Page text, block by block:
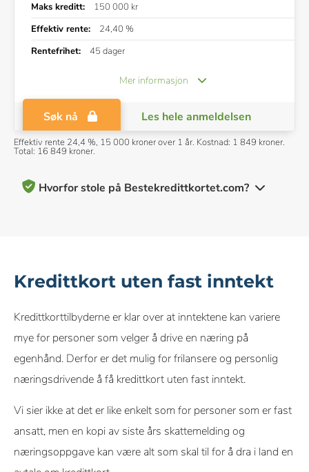
Maks kreditt:
150 000 kr
Effektiv rente:
24,40 %
Rentefrihet:
45 dager
Mer informasjon
Søk nå
Annonslenke
Les hele anmeldelsen
Effektiv rente 24,4 %, 15 000 kroner over 1 år. Kostnad: 1 849 kroner.
Total: 16 849 kroner.
Hvorfor stole på Bestekredittkortet.com?
Objektive & omfattende vurderingskriterier
Vårt innhold om kredittkort, inkludert vurderinger og
anbefalinger, kontrolleres av et team av skribenter og redaktører
som spesialiserer seg på kredittkort. Hver skribent og redaktør
følgervåre strenge retningslinjerfor redaksjonell integritet.
Vi mottar provisjon fra enkelte samarbeidspartnere når du søker
eller klikker via våre lenker. Dette gjør det mulig for oss å tilby
Kredittkort uten fast inntekt
Kredittkorttilbyderne er klar over at inntektene kan variere
mye for personer som velger å drive en næring på
egenhånd. Derfor er det mulig for frilansere og personlig
næringsdrivende å få kredittkort uten fast inntekt.
Vi sier ikke at det er like enkelt som for personer som er fast
ansatt, men en kopi av siste års skattemelding og
næringsoppgave kan være alt som skal til for å dra i land en